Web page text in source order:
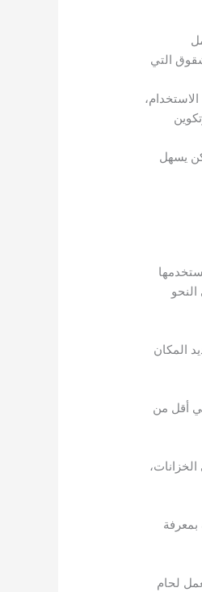
التي
يسهل
المكان
أقل من
لحام